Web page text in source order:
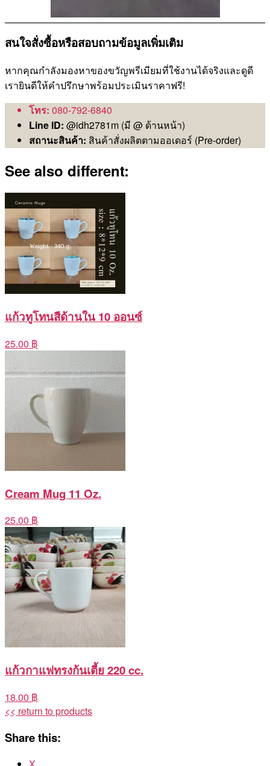
สนใจสั่งซื้อหรือสอบถามข้อมูลเพิ่มเติม
หากคุณกำลังมองหาของขวัญพรีเมียมที่ใช้งานได้จริงและดูดี
เรายินดีให้คำปรึกษาพร้อมประเมินราคาฟรี!
โทร: 080-792-6840
Line ID: @idh2781m (มี @ ด้านหน้า)
สถานะสินค้า: สินค้าสั่งผลิตตามออเดอร์ (Pre-order)
See also different:
แก้วทูโทนสีด้านใน 10 ออนซ์
25.00 ฿
Cream Mug 11 Oz.
25.00 ฿
แก้วกาแฟทรงก้นเตี้ย 220 cc.
18.00 ฿
<< return to products
Share this: